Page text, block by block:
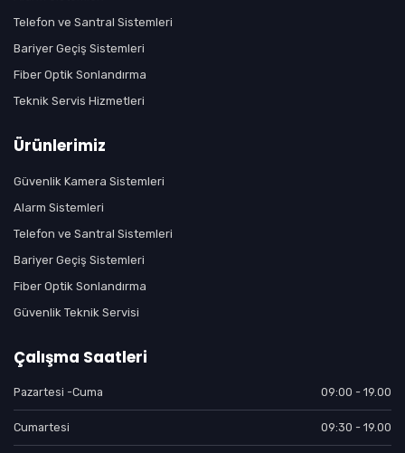
Telefon ve Santral Sistemleri
Bariyer Geçiş Sistemleri
Fiber Optik Sonlandırma
Teknik Servis Hizmetleri
Ürünlerimiz
Güvenlik Kamera Sistemleri
Alarm Sistemleri
Telefon ve Santral Sistemleri
Bariyer Geçiş Sistemleri
Fiber Optik Sonlandırma
Güvenlik Teknik Servisi
Çalışma Saatleri
Pazartesi -Cuma 09:00 - 19.00
Cumartesi 09:30 - 19.00